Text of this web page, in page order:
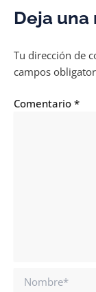
Deja una
Tu dirección de
campos
Comentario *
Nombre*